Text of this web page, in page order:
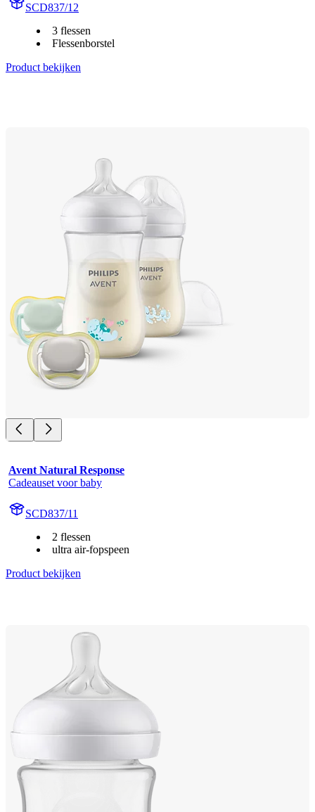
SCD837/12
3 flessen
Flessenborstel
Product bekijken
Avent Natural Response
Cadeauset voor baby
SCD837/11
2 flessen
ultra air-fopspeen
Product bekijken